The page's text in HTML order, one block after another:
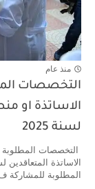
منذ عام
التخصصات
الاساتذة او
لسنة 2025
التخصصات
المطلوبة للمشاركة